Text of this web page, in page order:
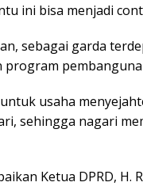
ini bisa menjadi
sebagai garda
program
usaha
sehingga nagari
Ketua DPRD,